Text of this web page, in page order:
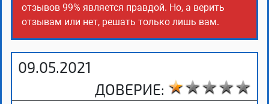
отзывов 99% является правдой. Но, а верить
отзывам или нет, решать только лишь вам.
09.05.2021
ДОВЕРИЕ: